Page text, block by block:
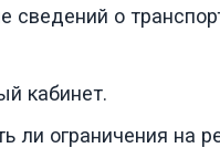
сведений о
кабинет.
ли ограничения на